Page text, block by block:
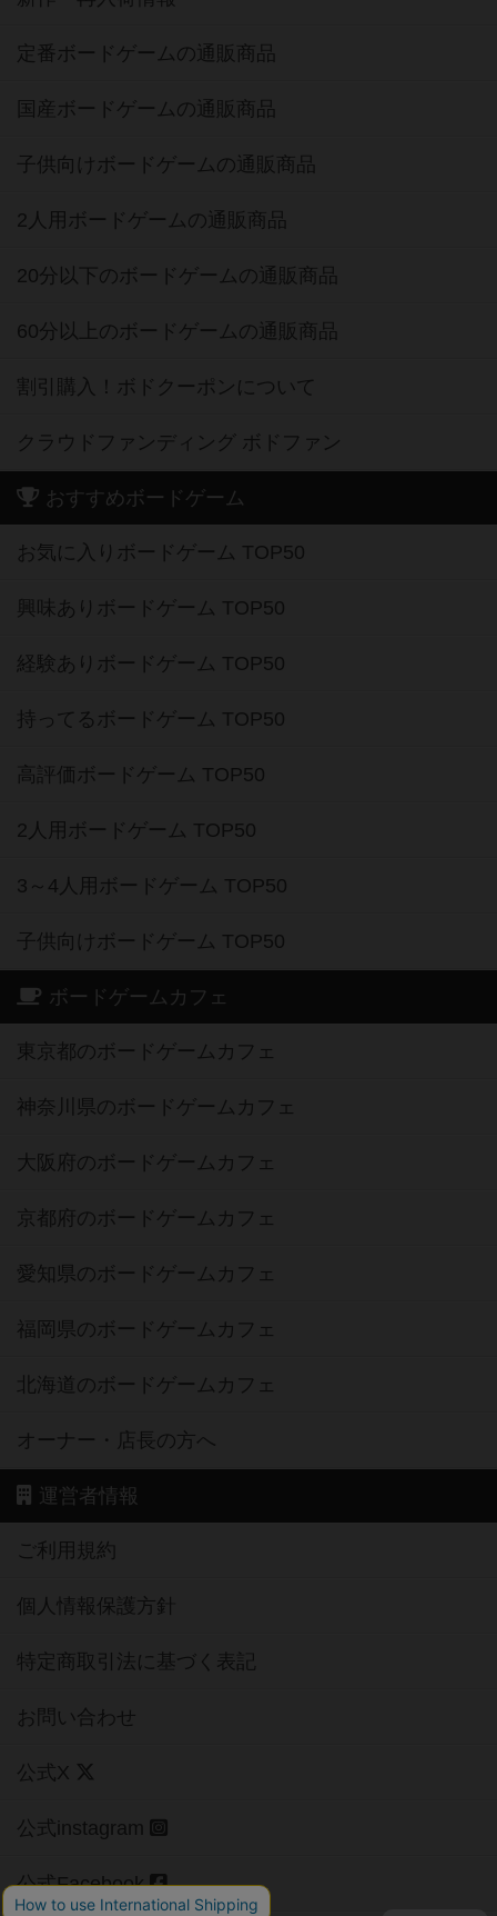
定番ボードゲームの通販商品
国産ボードゲームの通販商品
子供向けボードゲームの通販商品
2人用ボードゲームの通販商品
20分以下のボードゲームの通販商品
60分以上のボードゲームの通販商品
割引購入！ボドクーポンについて
クラウドファンディング ボドファン
おすすめボードゲーム
お気に入りボードゲーム TOP50
興味ありボードゲーム TOP50
経験ありボードゲーム TOP50
持ってるボードゲーム TOP50
高評価ボードゲーム TOP50
2人用ボードゲーム TOP50
3～4人用ボードゲーム TOP50
子供向けボードゲーム TOP50
ボードゲームカフェ
東京都のボードゲームカフェ
神奈川県のボードゲームカフェ
大阪府のボードゲームカフェ
京都府のボードゲームカフェ
愛知県のボードゲームカフェ
福岡県のボードゲームカフェ
北海道のボードゲームカフェ
オーナー・店長の方へ
運営者情報
ご利用規約
個人情報保護方針
特定商取引法に基づく表記
お問い合わせ
公式X
公式instagram
公式Facebook